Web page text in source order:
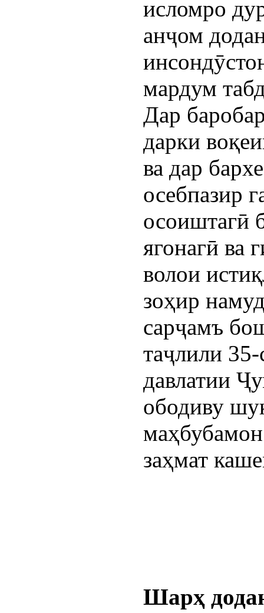
исломро
анҷом
мардум
Дар
дарки
ва дар
осебпазир
осоиштагӣ
ягонагӣ ва
волои
зоҳир
сарҷамъ
таҷлили
давлатии
ободиву
заҳмат
Шарҳ